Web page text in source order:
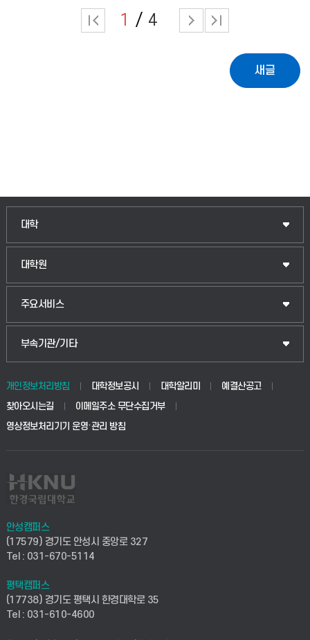
1 4
대학
인문융합공공인재학부
법경영학부
생명공학부
사회안전시스템공학부
컴퓨터응용수학부
ICT로봇기계공학부
전자전기공학부
대학원
일반대학원
산업대학원
공공정책대학원
교육대학원
주요서비스
입학안내
웹메일
학사시스템(전문학사 및 전공심화)
사이버캠퍼스(전문학사 및 전공심화)
시설바로처리서비스
연구실안전관리시스템
산학연구관리시스템
부속기관/기타
중앙도서관
학생생활관(안성)
산학협력단
취업지원센터
창업지원센터
현장실습지원센터
개인정보처리방침 대학정보공시 대학알리미
예결산공고
찾아오시는길
이메일주소 무단수집거부
영상정보처리기기 운영·관리 방침
안성캠퍼스
(17579) 경기도 안성시 중앙로 327
Tel : 031-670-5114
평택캠퍼스
(17738) 경기도 평택시 한경대학로 35
Tel : 031-610-4600